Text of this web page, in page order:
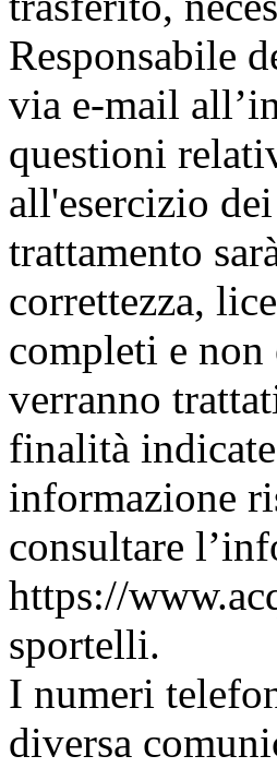
Responsabile
via e-mail
questioni
all'esercizio
trattamento
correttezza,
completi e
verranno
finalità
informazione
consultare
https://
sportelli.
I numeri
diversa